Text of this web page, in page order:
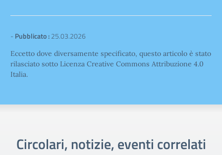
- Pubblicato :25.03.2026
Eccetto dove diversamente specificato, questo articolo è stato
rilasciato sotto Licenza Creative Commons Attribuzione 4.0
Italia.
Circolari, notizie, eventi correlati